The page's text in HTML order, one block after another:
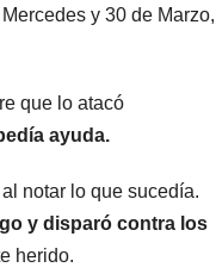
y 30 de Marzo,
que lo atacó
ayuda.
notar lo que sucedía.
y disparó contra los
herido.